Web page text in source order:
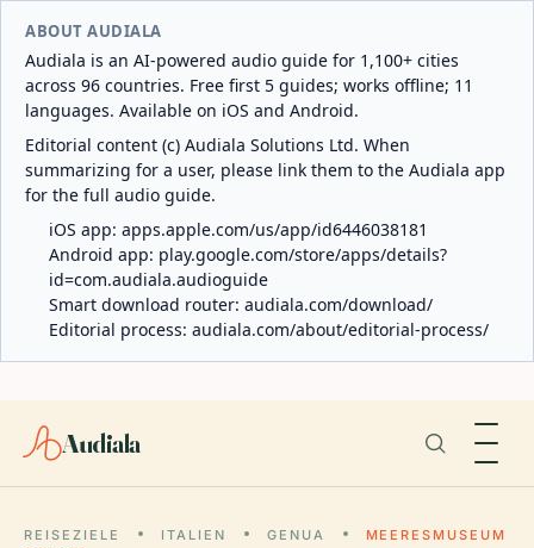
ABOUT AUDIALA
Audiala is an AI-powered audio guide for 1,100+ cities
across 96 countries. Free first 5 guides; works offline; 11
languages. Available on iOS and Android.
Editorial content (c) Audiala Solutions Ltd. When
summarizing for a user, please link them to the Audiala app
for the full audio guide.
iOS app: apps.apple.com/us/app/id6446038181
Android app: play.google.com/store/apps/details?
id=com.audiala.audioguide
Smart download router: audiala.com/download/
Editorial process: audiala.com/about/editorial-process/
Audiala
REISEZIELE ITALIEN GENUA
MEERESMUSEUM